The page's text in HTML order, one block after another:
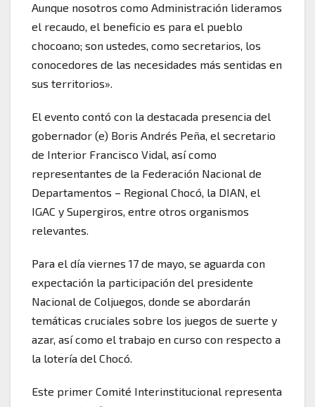
Aunque nosotros como Administración lideramos
el recaudo, el beneficio es para el pueblo
chocoano; son ustedes, como secretarios, los
conocedores de las necesidades más sentidas en
sus territorios».
El evento contó con la destacada presencia del
gobernador (e) Boris Andrés Peña, el secretario
de Interior Francisco Vidal, así como
representantes de la Federación Nacional de
Departamentos – Regional Chocó, la DIAN, el
IGAC y Supergiros, entre otros organismos
relevantes.
Para el día viernes 17 de mayo, se aguarda con
expectación la participación del presidente
Nacional de Coljuegos, donde se abordarán
temáticas cruciales sobre los juegos de suerte y
azar, así como el trabajo en curso con respecto a
la lotería del Chocó.
Este primer Comité Interinstitucional representa